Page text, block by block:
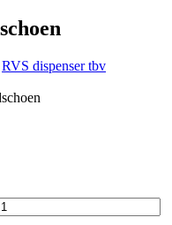
RVS dispenser tbv